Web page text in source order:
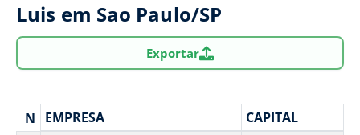
Luis em Sao Paulo/SP
Exportar
N EMPRESA CAPITAL